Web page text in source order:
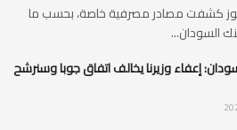
كشفت مصادر مصرفية خاصة، بحسب ما
السودان...
إعفاء وزيرنا يخالف اتفاق جوبا وسنرشح